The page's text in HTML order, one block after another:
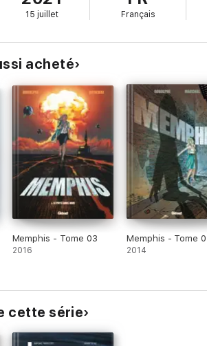
15 juillet Français
acheté
Memphis - Tome 03
2016
Memphis - Tome
2014
cette série